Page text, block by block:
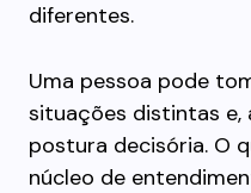
diferentes.
Uma pessoa pode
situações distintas e,
postura decisória. O
núcleo de